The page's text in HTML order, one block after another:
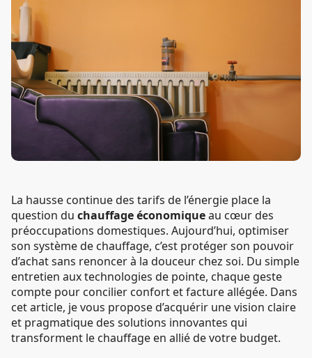
La hausse continue des tarifs de l’énergie place la
question du chauffage économiqueau cœur des
préoccupations domestiques. Aujourd’hui, optimiser
son système de chauffage, c’est protéger son pouvoir
d’achat sans renoncer à la douceur chez soi. Du simple
entretien aux technologies de pointe, chaque geste
compte pour concilier confort et facture allégée. Dans
cet article, je vous propose d’acquérir une vision claire
et pragmatique des solutions innovantes qui
transforment le chauffage en allié de votre budget.